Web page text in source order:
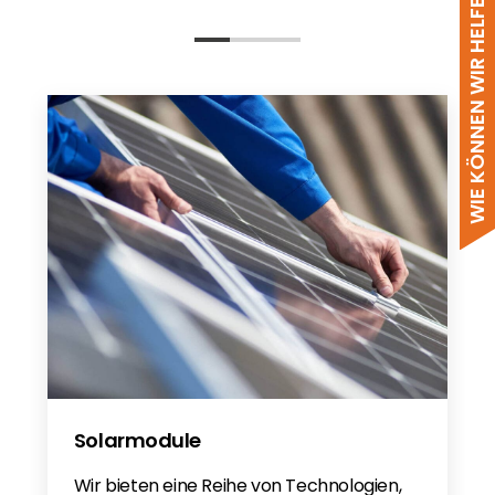
WIE KÖNNEN WIR HELFEN?
Garantie 2022
Gwarancja 2022
Solis 10 year 2022 - DE
Solis 10 year 2022 - PL
70 % Einstellung Beschreibung
SOL-3.6-MINI-S6-DC
Solis Mini (700-3600) 4G S6 DE
S6-GR1P(0.6-3.6)K-M - DE
Solis Inverters - RCD -
Recommendation
Fully type tested device for compliance
Solarmodule
Wir bieten eine Reihe von Technologien,